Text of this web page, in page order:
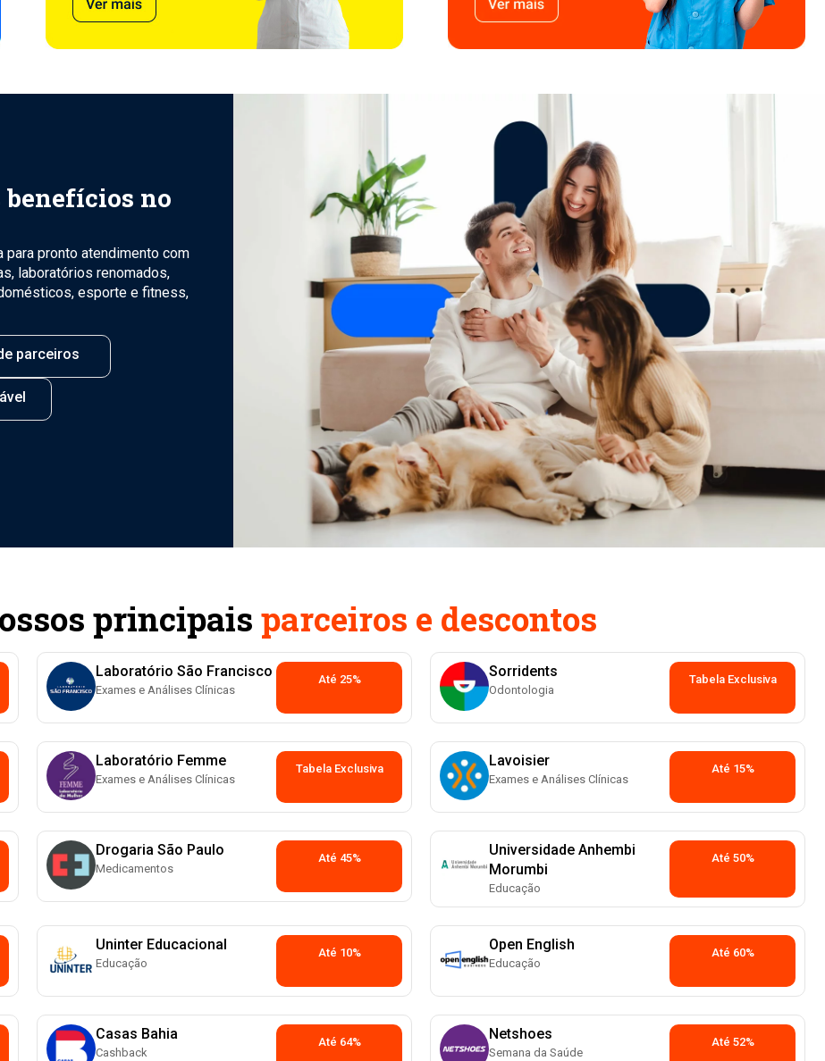
benefícios no
pronto atendimento com
laboratórios renomados,
esporte e fitness,
parceiros
principais parceiros e descontos
Laboratório São Francisco
Exames e Análises Clínicas
Até 25% Sorridents
Odontologia
Tabela Exclusiva
Laboratório Femme
Exames e Análises Clínicas
Tabela Exclusiva Lavoisier
Exames e Análises Clínicas
Até 15%
Drogaria São Paulo
Medicamentos
Até 45%
Universidade Anhembi
Morumbi
Educação
Até 50%
Uninter Educacional
Educação
Até 10% Open English
Educação
Até 60%
Casas Bahia
Cashback
Até 64% Netshoes
Semana da Saúde
Até 52%